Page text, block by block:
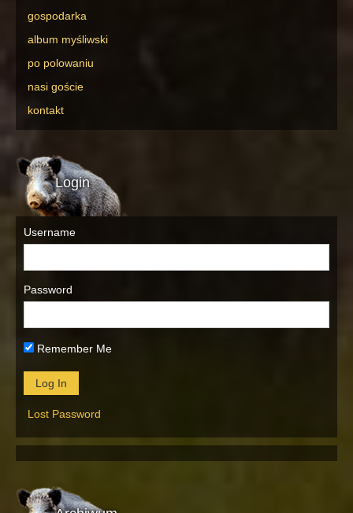
gospodarka
album myśliwski
po polowaniu
nasi goście
kontakt
Login
Username
Password
Remember Me
Lost Password